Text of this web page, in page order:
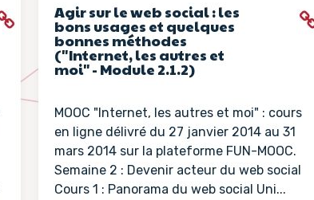
Agir sur le web social : les
bons usages et quelques
bonnes méthodes
("Internet, les autres et
moi" - Module 2.1.2)
MOOC "Internet, les autres et moi" : cours
en ligne délivré du 27 janvier 2014 au 31
mars 2014 sur la plateforme FUN-MOOC.
Semaine 2 : Devenir acteur du web social
Cours 1 : Panorama du web social Uni...